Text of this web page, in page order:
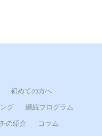
初めての方へ
グ 継続プログラム
の紹介 コラム